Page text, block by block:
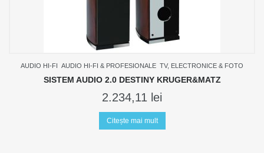
AUDIO HI-FI AUDIO HI-FI & PROFESIONALE TV, ELECTRONICE & FOTO
SISTEM AUDIO 2.0 DESTINY KRUGER&MATZ
2.234,11 lei
Citește mai mult